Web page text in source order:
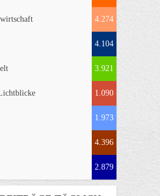
4.274
4.104
3.921
1.090
1.973
4.396
2.879